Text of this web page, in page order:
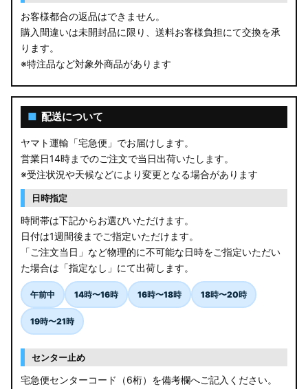
ZC6 BRZ
URJ201 LX570
AGL10W RX450h
USF/UVF4# LS600h
JF5/6 N-BOX カスタム
MK94S/MK54S スペーシア / カスタム
ZCEDS/ZDEDS/ZCDDS/ZDDDS スイフト
AZSH36W/AZSH37W クラウンスポーツ
LA400K コペン
汎用LEDバルブ
アウトレット
お客様都合の返品はできません。
購入間違いは未開封品に限り、送料お客様負担にて交換を承
ります。
※特注品など対象外商品があります
■ 配送について
ヤマト運輸「宅急便」でお届けします。
営業日14時までのご注文で当日出荷いたします。
※受注状況や天候などにより変更となる場合があります
日時指定
時間帯は下記からお選びいただけます。
日付は1週間後までご指定いただけます。
「ご注文当日」など物理的に不可能な日時をご指定いただい
た場合は「指定なし」にて出荷します。
午前中 14時〜16時 16時〜18時 18時〜20時
19時〜21時
センター止め
宅急便センターコード（6桁）を備考欄へご記入ください。